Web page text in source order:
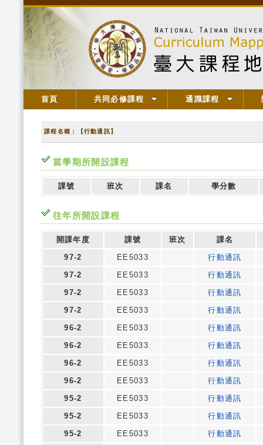
首頁 共同必修課程 通識課程
課程名稱：【行動通訊】
當學期所開設課程
課號 班次 課名 學分數
往年所開設課程
開課年度 課號 班次
課名
97-2
EE5033
行動通訊
97-2
EE5033
行動通訊
97-2
EE5033
行動通訊
97-2
EE5033
行動通訊
96-2
EE5033
行動通訊
96-2
EE5033
行動通訊
96-2
EE5033
行動通訊
96-2
EE5033
行動通訊
95-2
EE5033
行動通訊
95-2
EE5033
行動通訊
95-2
EE5033
行動通訊